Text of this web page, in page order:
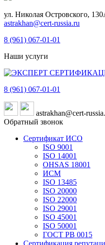
ул. Николая Островского,
astrakhan@cert-russia.ru
8 (961) 067-01-01
Наши услуги
8 (961) 067-01-01
astrakhan@cert-
Обратный звонок
Сертификат ИСО
ISO 9001
ISO 14001
OHSAS 18001
ИСМ
ISO 13485
ISO 20000
ISO 22000
ISO 29001
ISO 45001
ISO 50001
ГОСТ РВ 0015
Сертификация